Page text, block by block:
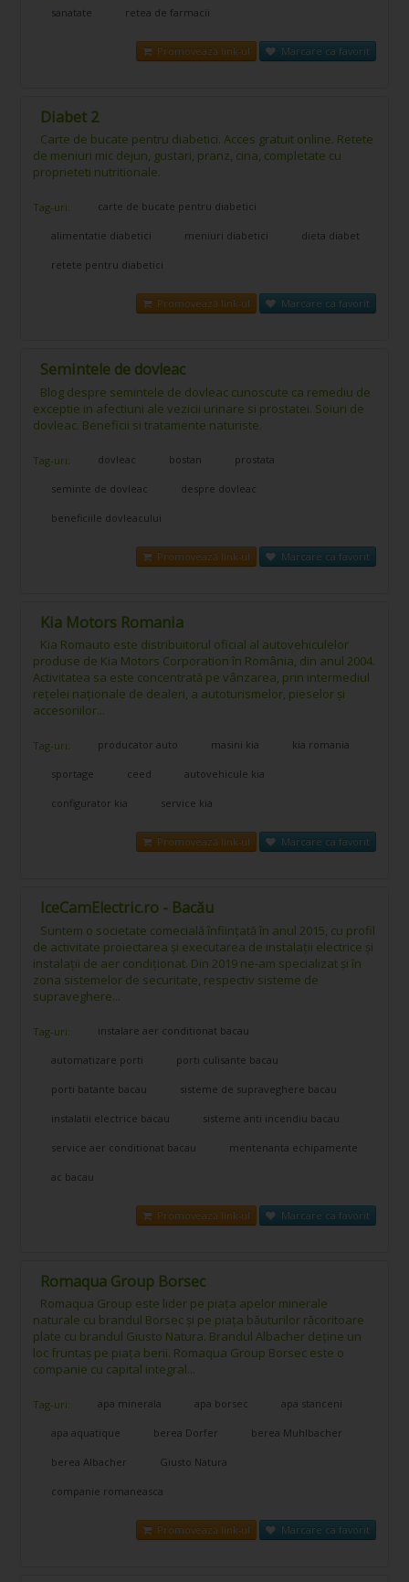
sanatate retea de farmacii
Promovează link-ul Marcare ca favorit
Diabet 2
Carte de bucate pentru diabetici. Acces gratuit online. Retete
de meniuri mic dejun, gustari, pranz, cina, completate cu
proprieteti nutritionale.
Tag-uri: carte de bucate pentru diabetici
alimentatie diabetici meniuri diabetici dieta diabet
retete pentru diabetici
Promovează link-ul Marcare ca favorit
Semintele de dovleac
Blog despre semintele de dovleac cunoscute ca remediu de
exceptie in afectiuni ale vezicii urinare si prostatei. Soiuri de
dovleac. Beneficii si tratamente naturiste.
Tag-uri: dovleac bostan prostata
seminte de dovleac despre dovleac
beneficiile dovleacului
Promovează link-ul Marcare ca favorit
Kia Motors Romania
Kia Romauto este distribuitorul oficial al autovehiculelor
produse de Kia Motors Corporation în România, din anul 2004.
Activitatea sa este concentrată pe vânzarea, prin intermediul
rețelei naționale de dealeri, a autoturismelor, pieselor și
accesoriilor...
Tag-uri: producator auto masini kia kia romania
sportage ceed autovehicule kia
configurator kia service kia
Promovează link-ul Marcare ca favorit
IceCamElectric.ro - Bacău
Suntem o societate comecială înființată în anul 2015, cu profil
de activitate proiectarea și executarea de instalații electrice și
instalații de aer condiționat. Din 2019 ne-am specializat și în
zona sistemelor de securitate, respectiv sisteme de
supraveghere...
Tag-uri: instalare aer conditionat bacau
automatizare porti porti culisante bacau
porti batante bacau sisteme de supraveghere bacau
instalatii electrice bacau sisteme anti incendiu bacau
service aer conditionat bacau mentenanta echipamente
ac bacau
Promovează link-ul Marcare ca favorit
Romaqua Group Borsec
Romaqua Group este lider pe piața apelor minerale
naturale cu brandul Borsec şi pe piaţa băuturilor răcoritoare
plate cu brandul Giusto Natura. Brandul Albacher deține un
loc fruntaș pe piața berii. Romaqua Group Borsec este o
companie cu capital integral...
Tag-uri: apa minerala apa borsec apa stanceni
apa aquatique berea Dorfer berea Muhlbacher
berea Albacher Giusto Natura
companie romaneasca
Promovează link-ul Marcare ca favorit